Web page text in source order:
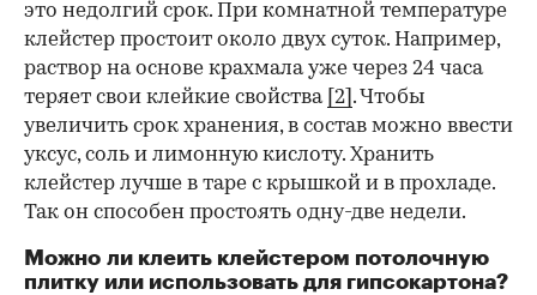
это недолгий срок. При комнатной температуре
клейстер простоит около двух суток. Например,
раствор на основе крахмала уже через 24 часа
теряет свои клейкие свойства [2] . Чтобы
увеличить срок хранения, в состав можно ввести
уксус, соль и лимонную кислоту. Хранить
клейстер лучше в таре с крышкой и в прохладе.
Так он способен простоять одну-две недели.
Можно ли клеить клейстером потолочную
плитку или использовать для гипсокартона?